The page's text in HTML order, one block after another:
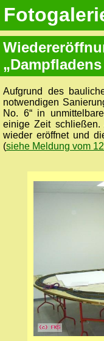
Aufgrund des
notwendigen
No. 6“ in
einige Zeit
wieder eröffnet und
(siehe Meldung vom